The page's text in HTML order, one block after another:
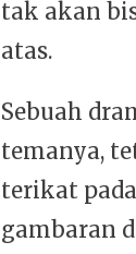
tak akan
atas.
Sebuah
temanya,
terikat
gambaran